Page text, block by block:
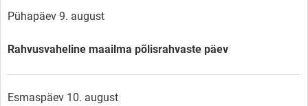
Pühapäev 9. august
Rahvusvaheline maailma põlisrahvaste päev
Esmaspäev 10. august